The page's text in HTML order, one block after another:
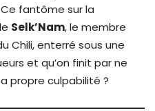
fantôme sur la
Selk’Nam, le membre
Chili, enterré sous une
et qu’on finit par ne
propre culpabilité ?